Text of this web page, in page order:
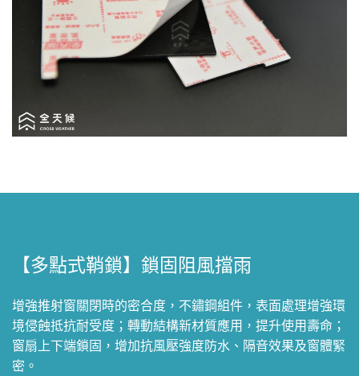
【多點式鞘鎖】鎖固阻風擋雨
增強推射窗關閉時的密合度，不鏽鋼組件，表面處理增強環
境侵蝕抵抗耐受度；轉動結構新材質應用，提升使用壽命；
窗扇上下端鎖固，增加抗風壓強度防水、隔音效果及窗體緊
密。